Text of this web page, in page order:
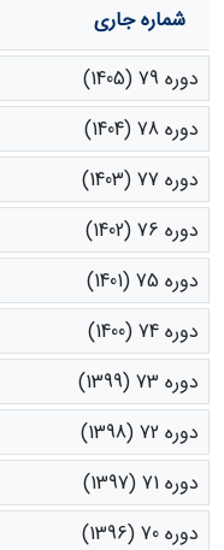
شماره جاری
دوره 79 (1405)
دوره 78 (1404)
دوره 77 (1403)
دوره 76 (1402)
دوره 75 (1401)
دوره 74 (1400)
دوره 73 (1399)
دوره 72 (1398)
دوره 71 (1397)
دوره 70 (1396)